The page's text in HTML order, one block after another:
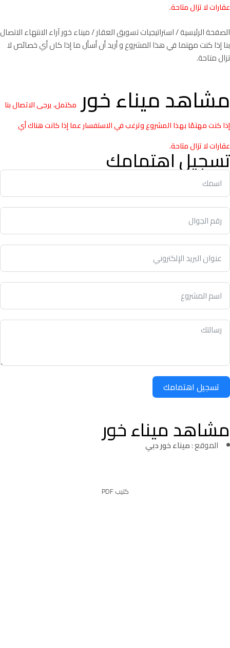
عقارات لا تزال متاحة.
الصفحة الرئيسية/استراتيجيات تسويق العقار/ ميناء خور آراء الانتهاء الاتصال
بنا إذا كنت مهتما في هذا المشروع و أريد أن أسأل ما إذا كان أي خصائص لا
تزال متاحة.
مشاهد ميناء خور مكتمل، يرجى الاتصال بنا
إذا كنت مهتمًا بهذا المشروع وترغب في الاستفسار عما إذا كانت هناك أي
عقارات لا تزال متاحة.
تسجيل اهتمامك
تسجيل اهتمامك
مشاهد ميناء خور
الموقع :ميناء خور دبي
كتيب PDF